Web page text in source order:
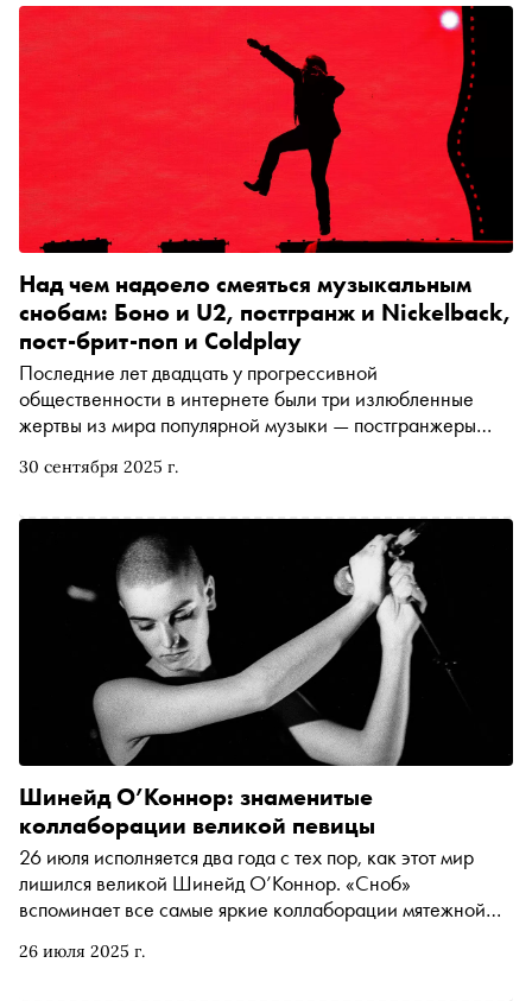
30 сентября 2025 г.
Над чем надоело смеяться музыкальным
снобам: Боно и U2, постгранж и Nickelback,
пост-брит-поп и Coldplay
Последние лет двадцать у прогрессивной
общественности в интернете были три излюбленные
жертвы из мира популярной музыки — постгранжеры
Radiohead во главе с Coldplay, а также группа U2 под
музыкальные снобы выбрали себе совсем другие
объекты для насмешек, а предыдущие жертвы их
нападок внезапно оказались не так уж и плохи. «Сноб»
решил разобраться в этой ситуации, а заодно
поразмышлять о цикличности музыкальных трендов
26 июля 2025 г.
Шинейд О’Коннор: знаменитые
коллаборации великой певицы
26 июля исполняется два года с тех пор, как этот мир
лишился великой Шинейд О’Коннор. «Сноб»
вспоминает все самые яркие коллаборации мятежной
Гэбриела